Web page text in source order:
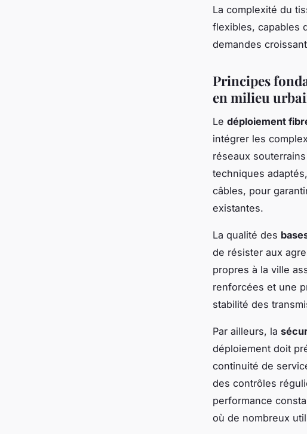
La complexité du
flexibles, capables
demandes
Principes
en milieu
Le déploiement
intégrer les
réseaux
techniques
câbles, pour
existantes.
La qualité des
de résister aux
propres à la ville
renforcées et une
stabilité des
Par ailleurs, la
déploiement doit
continuité de
des contrôles
performance
où de nombreux